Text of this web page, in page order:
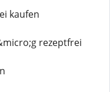
kaufen
rezeptfrei